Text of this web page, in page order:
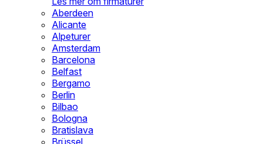
Aberdeen
Alicante
Alpeturer
Amsterdam
Barcelona
Belfast
Bergamo
Berlin
Bilbao
Bologna
Bratislava
Brüssel